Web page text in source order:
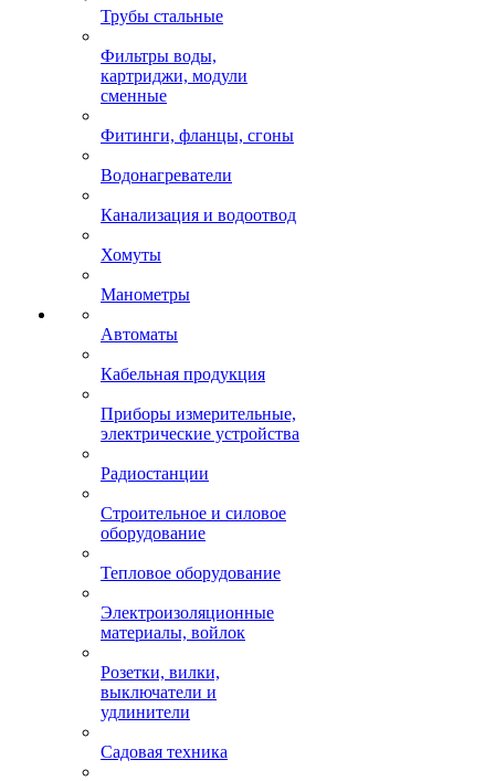
Трубы стальные
Фильтры воды,
картриджи, модули
сменные
Фитинги, фланцы, сгоны
Водонагреватели
Канализация и водоотвод
Хомуты
Манометры
Автоматы
Кабельная продукция
Приборы измерительные,
электрические устройства
Радиостанции
Строительное и силовое
оборудование
Тепловое оборудование
Электроизоляционные
материалы, войлок
Розетки, вилки,
выключатели и
удлинители
Садовая техника